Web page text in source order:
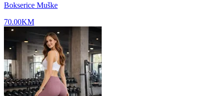
Bokserice Muške
70.00KM